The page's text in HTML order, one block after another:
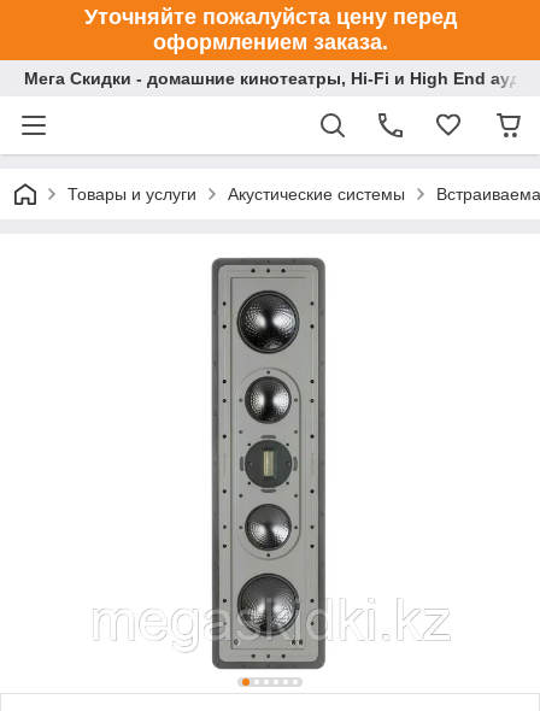
Уточняйте пожалуйста цену перед
оформлением заказа.
Мега Скидки - домашние кинотеатры, Hi-Fi и High End
Товары и услуги Акустические системы